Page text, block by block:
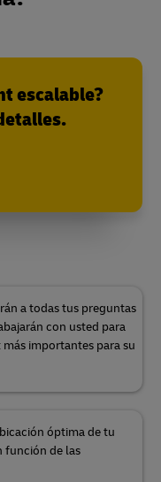
escalable?
a todas tus preguntas
con usted para
importantes para su
óptima de tu
función de las